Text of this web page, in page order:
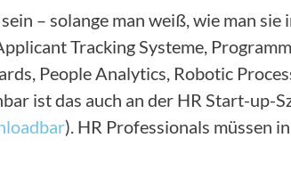
– solange man weiß, wie man
Tracking Systeme,
People Analytics, Robotic
ist das auch an der HR Start-up-
). HR Professionals müssen